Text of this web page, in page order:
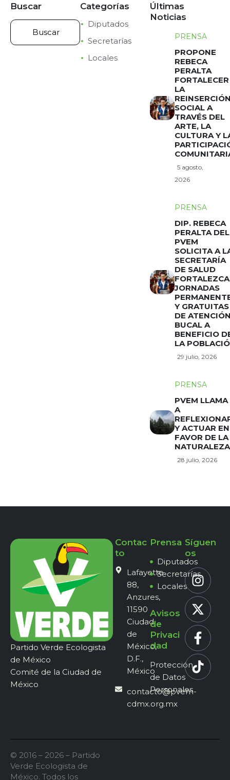
Buscar Categorías
Diputados
Secretarías
Locales
Últimas
Noticias
PRENSA
PROPONE
REBECA
PERALTA
FORTALECER
LA
SOCIAL A
TRAVÉS DEL
ARTE, LA
CULTURA Y
5 agosto,
2026
PRENSA
DIP. REBECA
PERALTA DEL
PVEM
SOLICITA A
SECRETARÍA
DE SALUD
FORTALEZCA
JORNADAS
Y GRATUITAS
DE
BUCAL A
BENEFICIO
LA
29 julio, 2026
PRENSA
PVEM LLAMA
A
Y ACTUAR EN
FAVOR DE LA
NATURALEZA
28 julio, 2026
Partido Verde Ecologista
de México
Comité de la Ciudad de
México
Contac
to
Lafayette
88,
Anzures,
11590
Ciudad
de
México,
D.F.,
México
contacto@pvem-
cdmx.org.mx
Prensa
Diputados
Secretarías
Locales
Avisos
de
Privaci
dad
Protección
de Datos
Personales
Síguen
os
© 2016 – 2026 – Partido
Verde Ecologista de
México. Todos los